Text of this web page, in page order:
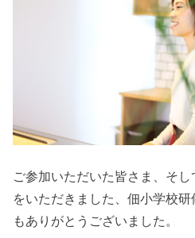
ご参加いただいた皆さま、そ
をいただきました、佃小学校
もありがとうございました。